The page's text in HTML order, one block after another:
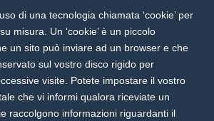
di una tecnologia chiamata ‘cookie’ per
misura. Un ‘cookie’ è un piccolo
un sito può inviare ad un browser e che
sul vostro disco rigido per
visite. Potete impostare il vostro
che vi informi qualora riceviate un
raccolgono informazioni riguardanti il